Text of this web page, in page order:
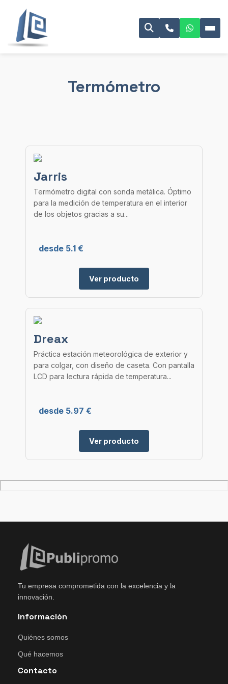
Termómetro
Jarris
Termómetro digital con sonda metálica. Óptimo
para la medición de temperatura en el interior
de los objetos gracias a su...
desde 5.1 €
Ver producto
Dreax
Práctica estación meteorológica de exterior y
para colgar, con diseño de caseta. Con pantalla
LCD para lectura rápida de temperatura...
desde 5.97 €
Ver producto
Tu empresa comprometida con la excelencia y la
innovación.
Información
Quiénes somos
Qué hacemos
Contacto